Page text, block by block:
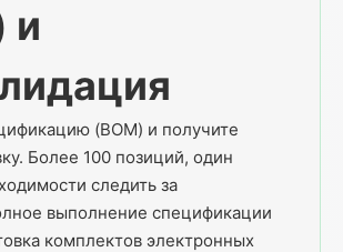
и
(BOM) и получите
Более 100 позиций, один
следить за
выполнение спецификации
комплектов электронных